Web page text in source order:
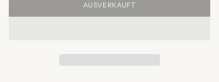
AUSVERKAUFT